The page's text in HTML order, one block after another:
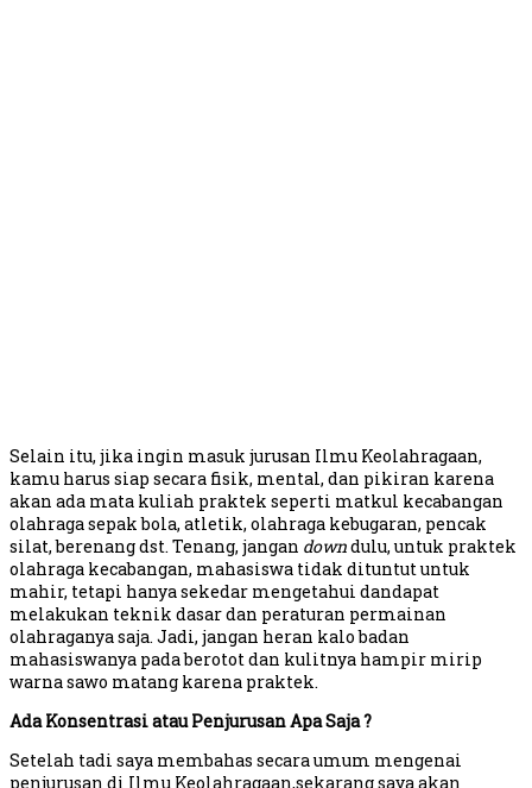
Selain itu, jika ingin masuk jurusan Ilmu Keolahragaan,
kamu harus siap secara fisik, mental, dan pikiran karena
akan ada mata kuliah praktek seperti matkul kecabangan
olahraga sepak bola, atletik, olahraga kebugaran, pencak
silat, berenang dst. Tenang, jangan downdulu, untuk praktek
olahraga kecabangan, mahasiswa tidak dituntut untuk
mahir, tetapi hanya sekedar mengetahui dandapat
melakukan teknik dasar dan peraturan permainan
olahraganya saja. Jadi, jangan heran kalo badan
mahasiswanya pada berotot dan kulitnya hampir mirip
warna sawo matang karena praktek.
Ada Konsentrasi atau Penjurusan Apa Saja ?
Setelah tadi saya membahas secara umum mengenai
penjurusan di Ilmu Keolahragaan,sekarang saya akan